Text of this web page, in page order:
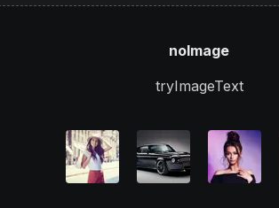
noImage
tryImageText